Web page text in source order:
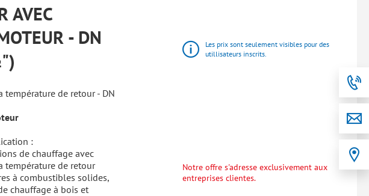
AVEC
- DN
température de retour - DN
:
de chauffage avec
température de retour
à combustibles solides,
chauffage à bois et
Les prix sont seulement visibles pour des
utillisateurs inscrits.
Notre offre s'adresse exclusivement aux
entreprises clientes.